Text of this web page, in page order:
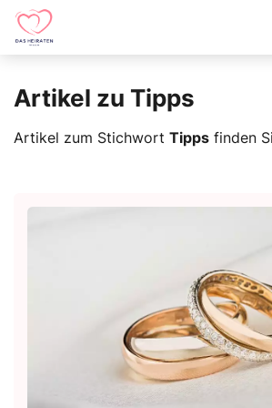
Artikel zu Tipps
Artikel zum Stichwort Tipps finden